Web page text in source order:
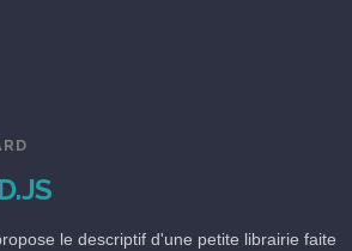
le descriptif d'une petite librairie faite